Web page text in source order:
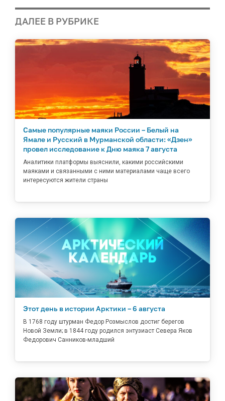
ДАЛЕЕ В РУБРИКЕ
Самые популярные маяки России – Белый на
Ямале и Русский в Мурманской области: «Дзен»
провел исследование к Дню маяка 7 августа
Аналитики платформы выяснили, какими российскими
маяками и связанными с ними материалами чаще всего
интересуются жители страны
Этот день в истории Арктики – 6 августа
В 1768 году штурман Федор Розмыслов достиг берегов
Новой Земли; в 1844 году родился энтузиаст Севера Яков
Федорович Санников-младший